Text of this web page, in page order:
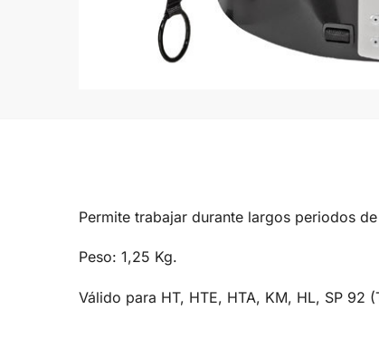
Permite trabajar durante largos periodos
Peso: 1,25 Kg.
Válido para HT, HTE, HTA, KM, HL, SP 92